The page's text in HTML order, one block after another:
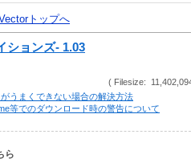
トップへ
ションズ- 1.03
( Filesize:
うまくできない場合の解決方法
等でのダウンロード時の警告について
ら